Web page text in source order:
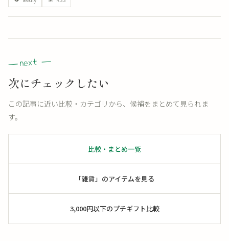
次にチェックしたい
この記事に近い比較・カテゴリから、候補をまとめて見られま
す。
比較・まとめ一覧
「雑貨」のアイテムを見る
3,000円以下のプチギフト比較